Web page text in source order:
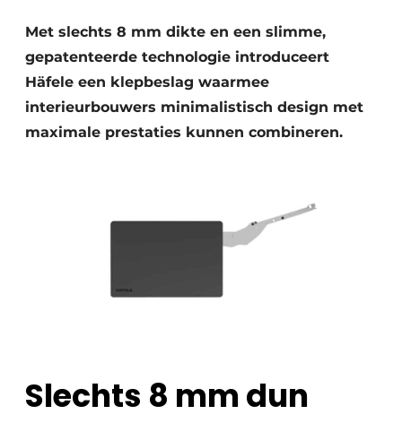
Vacature aanmelden
Video’s
Werkbladen
Meubelbeslag & Kastindeling
Met slechts 8 mm dikte en een slimme,
gepatenteerde technologie introduceert
Häfele een klepbeslag waarmee
interieurbouwers minimalistisch design met
maximale prestaties kunnen combineren.
Slechts 8 mm dun